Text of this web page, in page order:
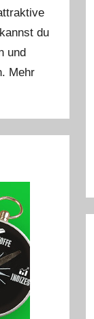
du
und
Mehr